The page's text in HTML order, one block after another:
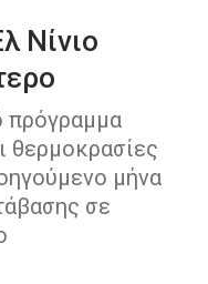
Νίνιο
πρόγραμμα
θερμοκρασίες
μήνα
σε